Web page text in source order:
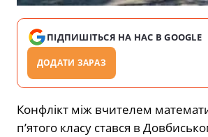
ПІДПИШІТЬСЯ НА НАС В GOOGLE
ДОДАТИ ЗАРАЗ
Конфлікт між вчителем
п’ятого класу стався в